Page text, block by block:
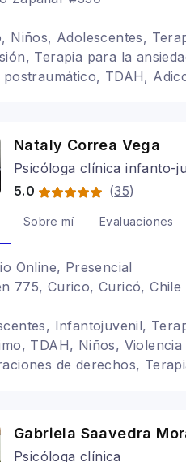
Niños, Adolescentes,
Terapia para la
postraumático, TDAH,
Nataly Correa Vega
Psicóloga clínica infanto-
5.0
(35)
Sobre mí Evaluaciones
Online, Presencial
775, Curico, Curicó, Chile
Infantojuvenil,
TDAH, Niños,
de derechos,
Gabriela Saavedra
Psicóloga clínica